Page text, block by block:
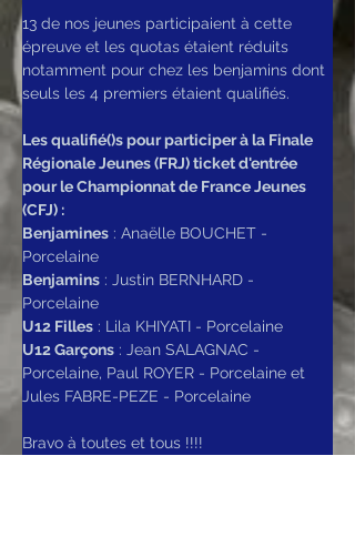
13 de nos jeunes participaient à cette
épreuve et les quotas étaient réduits
notamment pour chez les benjamins dont
seuls les 4 premiers étaient qualifiés.
Les qualifié()s pour participer à la Finale
Régionale Jeunes (FRJ) ticket d'entrée
pour le Championnat de France Jeunes
(CFJ) :
Benjamines : Anaëlle BOUCHET -
Porcelaine
Benjamins : Justin BERNHARD -
Porcelaine
U12 Filles : Lila KHIYATI - Porcelaine
U12 Garçons : Jean SALAGNAC -
Porcelaine, Paul ROYER - Porcelaine et
Jules FABRE-PEZE - Porcelaine
Bravo à toutes et tous !!!!